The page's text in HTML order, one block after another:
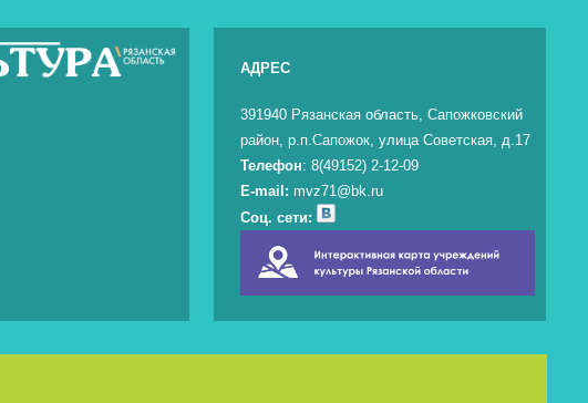
АДРЕС
391940 Рязанская область, Сапожковский
район, р.п.Сапожок, улица Советская, д.17
Телефон: 8(49152) 2-12-09
E-mail: mvz71@bk.ru
Соц. сети: